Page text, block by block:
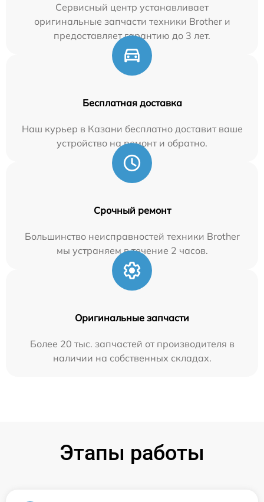
Сервисный центр устанавливает
оригинальные запчасти техники Brother и
предоставляет гарантию до 3 лет.
Бесплатная доставка
Наш курьер в Казани бесплатно доставит ваше
устройство на ремонт и обратно.
Срочный ремонт
Большинство неисправностей техники Brother
мы устраняем в течение 2 часов.
Оригинальные запчасти
Более 20 тыс. запчастей от производителя в
наличии на собственных складах.
Этапы работы